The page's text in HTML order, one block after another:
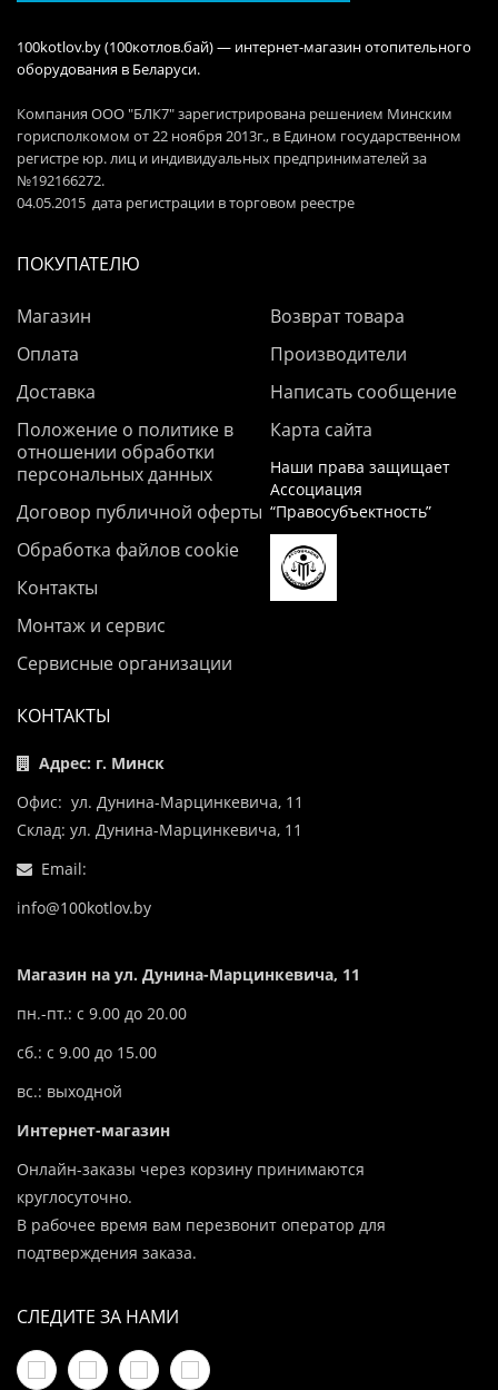
100kotlov.by (100котлов.бай) — интернет-магазин отопительного
оборудования в Беларуси.
Компания ООО "БЛК7" зарегистрирована решением Минским
горисполкомом от 22 ноября 2013г., в Едином государственном
регистре юр. лиц и индивидуальных предпринимателей за
№192166272.
04.05.2015 дата регистрации в торговом реестре
ПОКУПАТЕЛЮ
Магазин
Оплата
Доставка
Положение о политике в
отношении обработки
персональных данных
Договор публичной оферты
Обработка файлов cookie
Контакты
Монтаж и сервис
Сервисные организации
Возврат товара
Производители
Написать сообщение
Карта сайта
Наши права защищает
Ассоциация
“Правосубъектность”
КОНТАКТЫ
Адрес: г. Минск
Офис: ул. Дунина-Марцинкевича, 11
Склад: ул. Дунина-Марцинкевича, 11
Email:
info@100kotlov.by
Магазин на ул. Дунина-Марцинкевича, 11
пн.-пт.: с 9.00 до 20.00
сб.: с 9.00 до 15.00
вс.: выходной
Интернет-магазин
Онлайн-заказы через корзину принимаются
круглосуточно.
В рабочее время вам перезвонит оператор для
подтверждения заказа.
СЛЕДИТЕ ЗА НАМИ